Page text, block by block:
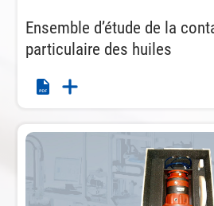
Ensemble d’étude de la
particulaire des huiles